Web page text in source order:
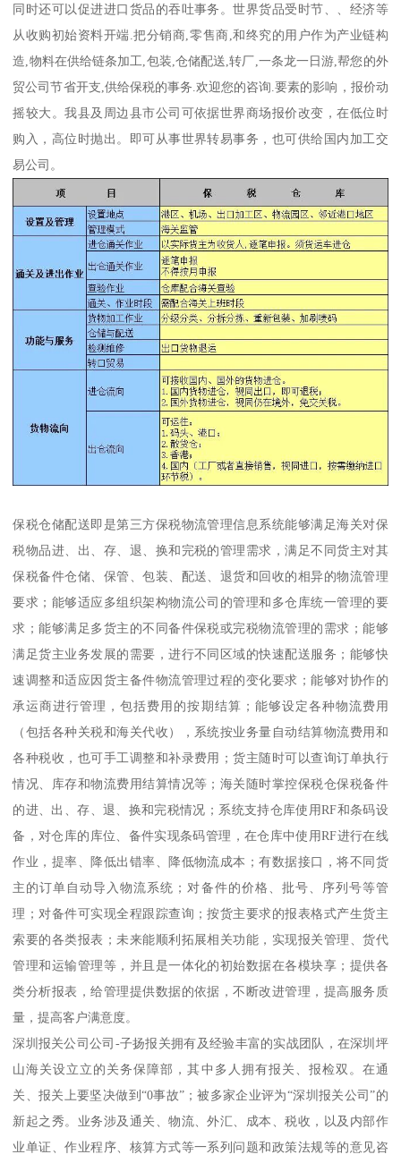
同时还可以促进进口货品的吞吐事务。世界货品受时节、、经济等
从收购初始资料开端.把分销商,零售商,和终究的用户作为产业链构
造,物料在供给链条加工,包装,仓储配送,转厂,一条龙一日游,帮您的外
贸公司节省开支,供给保税的事务.欢迎您的咨询.要素的影响，报价动
摇较大。我县及周边县市公司可依据世界商场报价改变，在低位时
购入，高位时抛出。即可从事世界转易事务，也可供给国内加工交
易公司。
保税仓储配送即是第三方保税物流管理信息系统能够满足海关对保
税物品进、出、存、退、换和完税的管理需求，满足不同货主对其
保税备件仓储、保管、包装、配送、退货和回收的相异的物流管理
要求；能够适应多组织架构物流公司的管理和多仓库统一管理的要
求；能够满足多货主的不同备件保税或完税物流管理的需求；能够
满足货主业务发展的需要，进行不同区域的快速配送服务；能够快
速调整和适应因货主备件物流管理过程的变化要求；能够对协作的
承运商进行管理，包括费用的按期结算；能够设定各种物流费用
（包括各种关税和海关代收），系统按业务量自动结算物流费用和
各种税收，也可手工调整和补录费用；货主随时可以查询订单执行
情况、库存和物流费用结算情况等；海关随时掌控保税仓保税备件
的进、出、存、退、换和完税情况；系统支持仓库使用RF和条码设
备，对仓库的库位、备件实现条码管理，在仓库中使用RF进行在线
作业，提率、降低出错率、降低物流成本；有数据接口，将不同货
主的订单自动导入物流系统；对备件的价格、批号、序列号等管
理；对备件可实现全程跟踪查询；按货主要求的报表格式产生货主
索要的各类报表；未来能顺利拓展相关功能，实现报关管理、货代
管理和运输管理等，并且是一体化的初始数据在各模块享；提供各
类分析报表，给管理提供数据的依据，不断改进管理，提高服务质
量，提高客户满意度。
深圳报关公司公司-子扬报关拥有及经验丰富的实战团队，在深圳坪
山海关设立立的关务保障部，其中多人拥有报关、报检双。在通
关、报关上要坚决做到“0事故”；被多家企业评为“深圳报关公司”的
新起之秀。业务涉及通关、物流、外汇、成本、税收，以及内部作
业单证、作业程序、核算方式等一系列问题和政策法规等的意见咨